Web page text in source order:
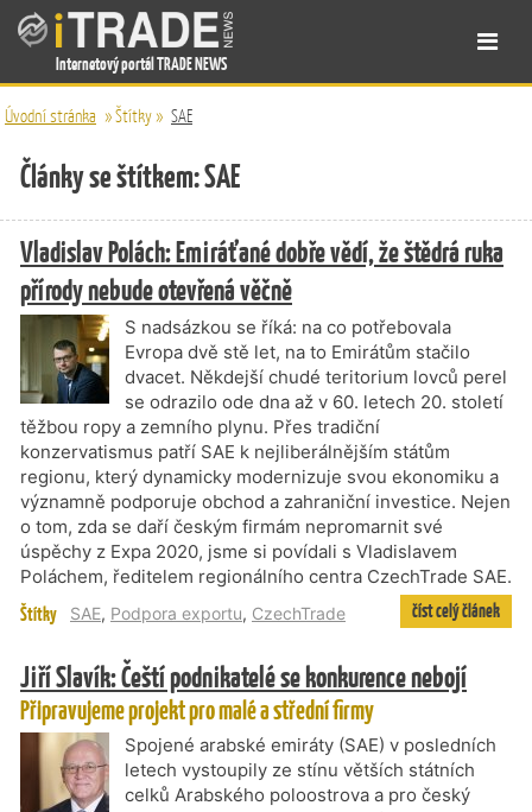
Internetový portál TRADE NEWS
Úvodní stránka »Štítky» SAE
Články se štítkem: SAE
Vladislav Polách: Emiráťané dobře vědí, že štědrá ruka
přírody nebude otevřená věčně
S nadsázkou se říká: na co potřebovala
Evropa dvě stě let, na to Emirátům stačilo
dvacet. Někdejší chudé teritorium lovců perel
se odrazilo ode dna až v 60. letech 20. století
těžbou ropy a zemního plynu. Přes tradiční
konzervatismus patří SAE k nejliberálnějším státům
regionu, který dynamicky modernizuje svou ekonomiku a
významně podporuje obchod a zahraniční investice. Nejen
o tom, zda se daří českým firmám nepromarnit své
úspěchy z Expa 2020, jsme si povídali s Vladislavem
Poláchem, ředitelem regionálního centra CzechTrade SAE.
Štítky SAE, Podpora exportu, CzechTrade číst celý článek
Jiří Slavík: Čeští podnikatelé se konkurence nebojí
Připravujeme projekt pro malé a střední firmy
Spojené arabské emiráty (SAE) v posledních
letech vystoupily ze stínu větších státních
celků Arabského poloostrova a pro český